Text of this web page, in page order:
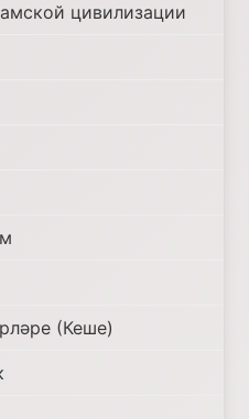
цивилизации
(Кеше)